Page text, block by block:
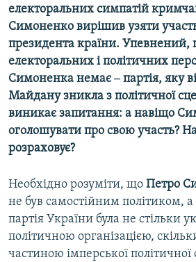
електоральних симпатій
Симоненко вирішив узяти
президента країни. Упевнений,
електоральних і політичних
Симоненка немає ‒ партія, яку
Майдану зникла з політичної
виникає запитання: а навіщо
оголошувати про свою участь?
розраховує?
Необхідно розуміти, що Петро
не був самостійним політиком,
партія України була не стільки
політичною організацією,
частиною імперської